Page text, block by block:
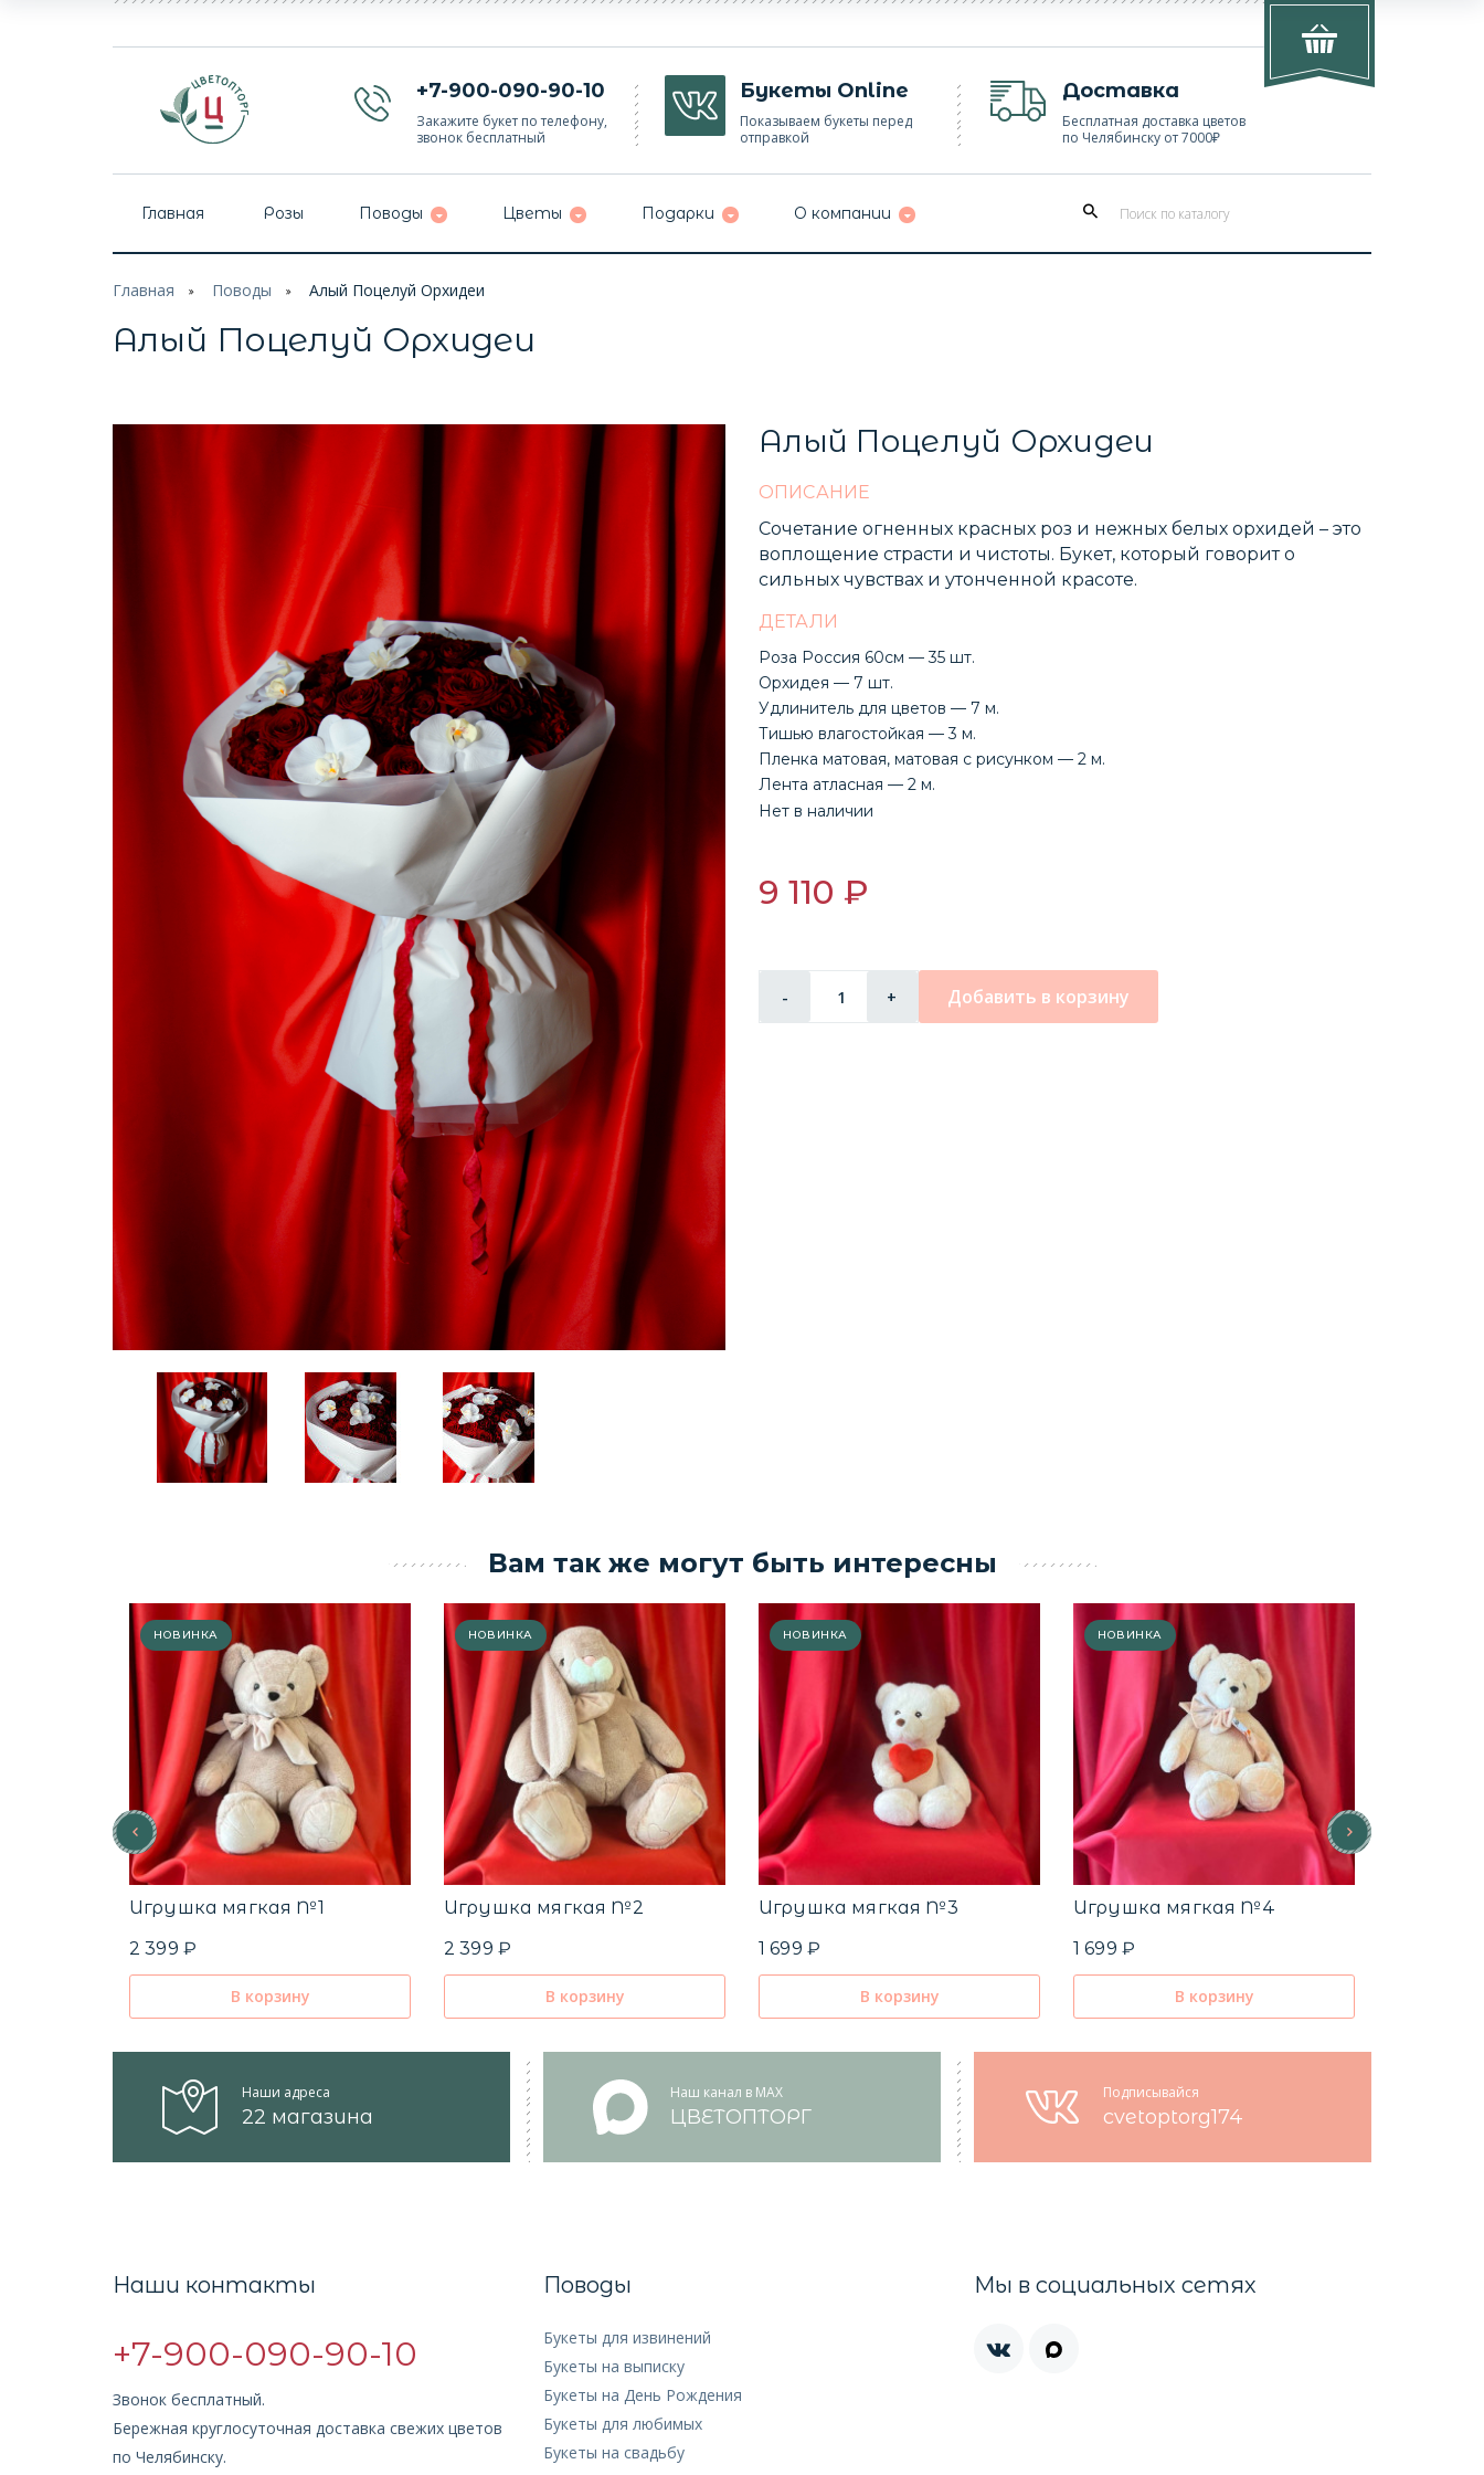
+7-900-090-90-10
Закажите букет по телефону,
звонок бесплатный
Букеты Online
Показываем букеты перед
отправкой
Доставка
Бесплатная доставка цветов
по Челябинску от 7000₽
Главная Розы Поводы Цветы Подарки О компании
Главная Поводы Алый Поцелуй Орхидеи
Алый Поцелуй Орхидеи
Алый Поцелуй Орхидеи
ОПИСАНИЕ
Сочетание огненных красных роз и нежных белых орхидей – это
воплощение страсти и чистоты. Букет, который говорит о
сильных чувствах и утонченной красоте.
ДЕТАЛИ
Роза Россия 60см — 35 шт.
Орхидея — 7 шт.
Удлинитель для цветов — 7 м.
Тишью влагостойкая — 3 м.
Пленка матовая, матовая с рисунком — 2 м.
Лента атласная — 2 м.
Нет в наличии
9 110 ₽
- + Добавить в корзину
Вам так же могут быть интересны
НОВИНКА
Игрушка мягкая №1
2 399 ₽
В корзину
НОВИНКА
Игрушка мягкая №2
2 399 ₽
В корзину
НОВИНКА
Игрушка мягкая №3
1 699 ₽
В корзину
НОВИНКА
Игрушка мягкая №4
1 699 ₽
В корзину
Наши адреса
22 магазина
Наш канал в MAX
ЦВЕТОПТОРГ
Подписывайся
cvetoptorg174
Наши контакты
+7-900-090-90-10
Звонок бесплатный.
Бережная круглосуточная доставка свежих цветов
по Челябинску.
Поводы
Букеты для извинений
Букеты на выписку
Букеты на День Рождения
Букеты для любимых
Букеты на свадьбу
Мы в социальных сетях